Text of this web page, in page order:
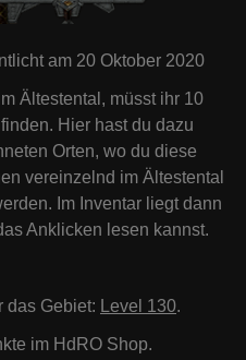
am 20 Oktober 2020
Ältestental, müsst ihr 10
Hier hast du dazu
Orten, wo du diese
vereinzelnd im Ältestental
Im Inventar liegt dann
Anklicken lesen kannst.
das Gebiet: Level 130.
im HdRO Shop.